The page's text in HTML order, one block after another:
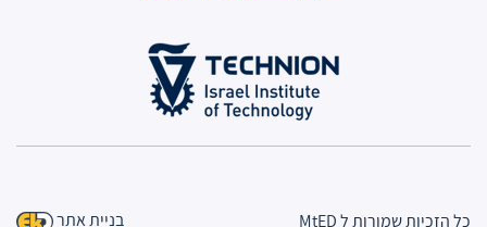
כל הזכיות שמורות ל MtED בניית אתר